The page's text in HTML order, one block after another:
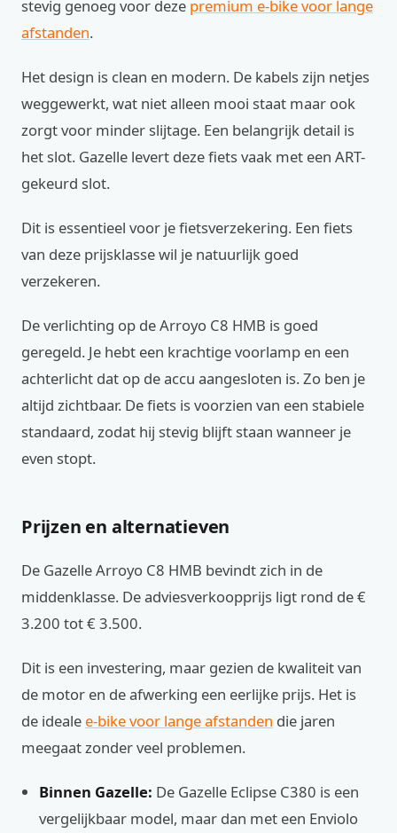
stevig genoeg voor deze premium e-bike voor lange
afstanden.
Het design is clean en modern. De kabels zijn netjes
weggewerkt, wat niet alleen mooi staat maar ook
zorgt voor minder slijtage. Een belangrijk detail is
het slot. Gazelle levert deze fiets vaak met een ART-
gekeurd slot.
Dit is essentieel voor je fietsverzekering. Een fiets
van deze prijsklasse wil je natuurlijk goed
verzekeren.
De verlichting op de Arroyo C8 HMB is goed
geregeld. Je hebt een krachtige voorlamp en een
achterlicht dat op de accu aangesloten is. Zo ben je
altijd zichtbaar. De fiets is voorzien van een stabiele
standaard, zodat hij stevig blijft staan wanneer je
even stopt.
Prijzen en alternatieven
De Gazelle Arroyo C8 HMB bevindt zich in de
middenklasse. De adviesverkoopprijs ligt rond de €
3.200 tot € 3.500.
Dit is een investering, maar gezien de kwaliteit van
de motor en de afwerking een eerlijke prijs. Het is
de ideale e-bike voor lange afstanden die jaren
meegaat zonder veel problemen.
Binnen Gazelle: De Gazelle Eclipse C380 is een
vergelijkbaar model, maar dan met een Enviolo